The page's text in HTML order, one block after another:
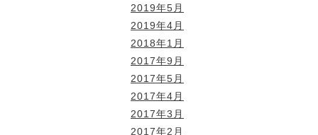
2019年5月
2019年4月
2018年1月
2017年9月
2017年5月
2017年4月
2017年3月
2017年2月